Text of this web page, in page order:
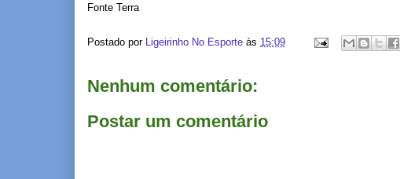
Fonte Terra
Postado por Ligeirinho No Esporte às 15:09
Nenhum comentário:
Postar um comentário